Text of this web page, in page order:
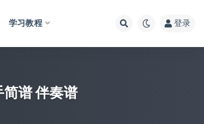
学习教程 登录
简谱 伴奏谱